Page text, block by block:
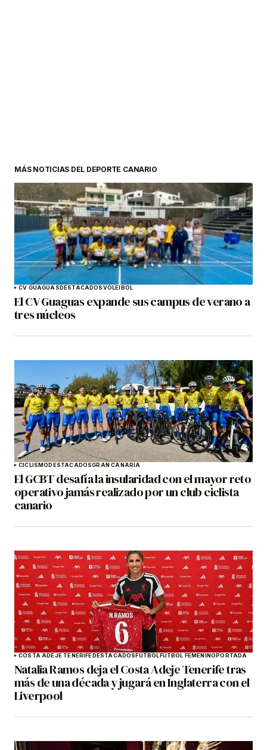
MÁS NOTICIAS DEL DEPORTE CANARIO
CV GUAGUASDESTACADOSVOLEIBOL
El CV Guaguas expande sus campus de verano a
tres núcleos
CICLISMODESTACADOSGRAN CANARIA
El GCBT desafía la insularidad con el mayor reto
operativo jamás realizado por un club ciclista
canario
COSTA ADEJE TENERIFEDESTACADOSFÚTBOLFÚTBOL FEMENINOPORTADA
Natalia Ramos deja el Costa Adeje Tenerife tras
más de una década y jugará en Inglaterra con el
Liverpool